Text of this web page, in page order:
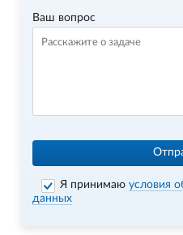
Ваш вопрос
Я принимаюусловия
данных